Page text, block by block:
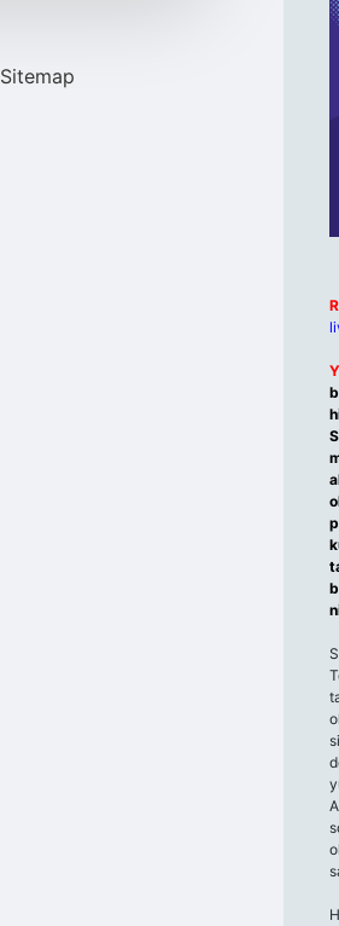
Sitemap